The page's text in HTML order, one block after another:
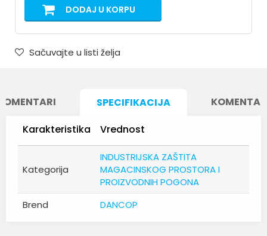
DODAJ U KORPU
Sačuvajte u listi želja
SPECIFIKACIJA
Karakteristika
Vrednost
Kategorija
INDUSTRIJSKA ZAŠTITA
MAGACINSKOG PROSTORA I
PROIZVODNIH POGONA
Brend
DANCOP